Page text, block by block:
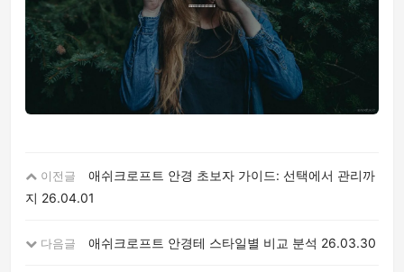
이전글
애쉬크로프트 안경 초보자 가이드: 선택에서 관리까
지 26.04.01
다음글 애쉬크로프트 안경테 스타일별 비교 분석 26.03.30